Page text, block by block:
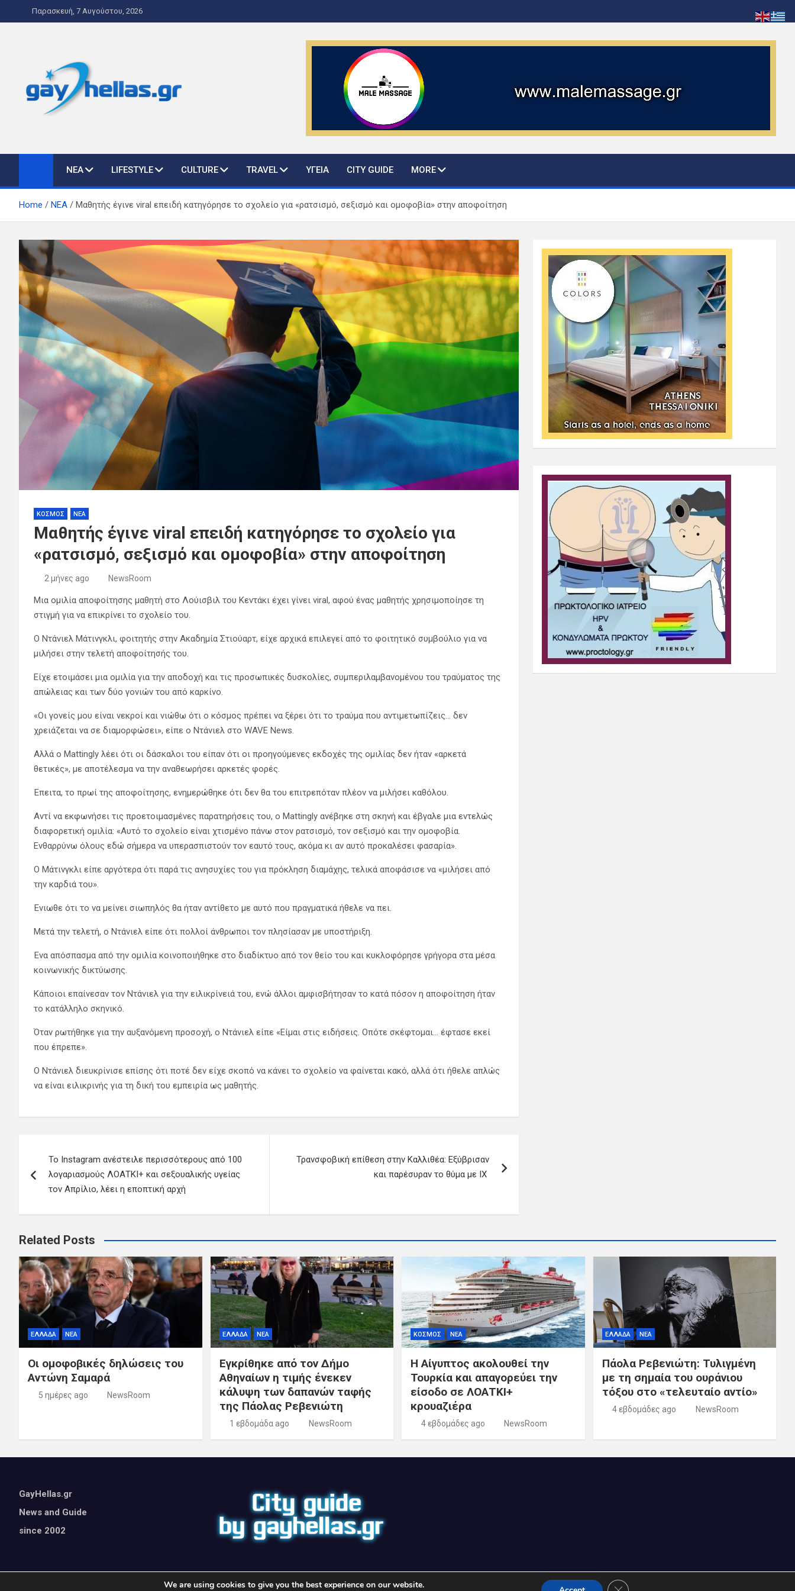
to
Παρασκευή, 7 Αυγούστου, 2026
gayhellas.gr – lgbt news and guide
ΝΕΑ LIFESTYLE CULTURE TRAVEL ΥΓΕΙΑ CITY GUIDE MORE
Home ΝΕΑ Μαθητής έγινε viral επειδή κατηγόρησε το σχολείο για «ρατσισμό, σεξισμό και ομοφοβία» στην αποφοίτηση
ΚΟΣΜΟΣ ΝΕΑ
Μαθητής έγινε viral επειδή κατηγόρησε το σχολείο για
«ρατσισμό, σεξισμό και ομοφοβία» στην αποφοίτηση
2 μήνες ago NewsRoom
Μια ομιλία αποφοίτησης μαθητή στο Λούισβιλ του Κεντάκι έχει γίνει viral, αφού ένας μαθητής χρησιμοποίησε τη
στιγμή για να επικρίνει το σχολείο του.
Ο Ντάνιελ Μάτινγκλι, φοιτητής στην Ακαδημία Στιούαρτ, είχε αρχικά επιλεγεί από το φοιτητικό συμβούλιο για να
μιλήσει στην τελετή αποφοίτησής του.
Είχε ετοιμάσει μια ομιλία για την αποδοχή και τις προσωπικές δυσκολίες, συμπεριλαμβανομένου του τραύματος της
απώλειας και των δύο γονιών του από καρκίνο.
«Οι γονείς μου είναι νεκροί και νιώθω ότι ο κόσμος πρέπει να ξέρει ότι το τραύμα που αντιμετωπίζεις… δεν
χρειάζεται να σε διαμορφώσει», είπε ο Ντάνιελ στο WAVE News.
Αλλά ο Mattingly λέει ότι οι δάσκαλοι του είπαν ότι οι προηγούμενες εκδοχές της ομιλίας δεν ήταν «αρκετά
θετικές», με αποτέλεσμα να την αναθεωρήσει αρκετές φορές.
Έπειτα, το πρωί της αποφοίτησης, ενημερώθηκε ότι δεν θα του επιτρεπόταν πλέον να μιλήσει καθόλου.
Αντί να εκφωνήσει τις προετοιμασμένες παρατηρήσεις του, ο Mattingly ανέβηκε στη σκηνή και έβγαλε μια εντελώς
διαφορετική ομιλία: «Αυτό το σχολείο είναι χτισμένο πάνω στον ρατσισμό, τον σεξισμό και την ομοφοβία.
Ενθαρρύνω όλους εδώ σήμερα να υπερασπιστούν τον εαυτό τους, ακόμα κι αν αυτό προκαλέσει φασαρία».
Ο Μάτινγκλι είπε αργότερα ότι παρά τις ανησυχίες του για πρόκληση διαμάχης, τελικά αποφάσισε να «μιλήσει από
την καρδιά του».
Ένιωθε ότι το να μείνει σιωπηλός θα ήταν αντίθετο με αυτό που πραγματικά ήθελε να πει.
Μετά την τελετή, ο Ντάνιελ είπε ότι πολλοί άνθρωποι τον πλησίασαν με υποστήριξη.
Ένα απόσπασμα από την ομιλία κοινοποιήθηκε στο διαδίκτυο από τον θείο του και κυκλοφόρησε γρήγορα στα μέσα
κοινωνικής δικτύωσης.
Κάποιοι επαίνεσαν τον Ντάνιελ για την ειλικρίνειά του, ενώ άλλοι αμφισβήτησαν το κατά πόσον η αποφοίτηση ήταν
το κατάλληλο σκηνικό.
Όταν ρωτήθηκε για την αυξανόμενη προσοχή, ο Ντάνιελ είπε «Είμαι στις ειδήσεις. Οπότε σκέφτομαι… έφτασε εκεί
που έπρεπε».
Ο Ντάνιελ διευκρίνισε επίσης ότι ποτέ δεν είχε σκοπό να κάνει το σχολείο να φαίνεται κακό, αλλά ότι ήθελε απλώς
να είναι ειλικρινής για τη δική του εμπειρία ως μαθητής.
άρθρων
Το Instagram ανέστειλε περισσότερους από 100
λογαριασμούς ΛΟΑΤΚΙ+ και σεξουαλικής υγείας
τον Απρίλιο, λέει η εποπτική αρχή
Τρανσφοβική επίθεση στην Καλλιθέα: Εξύβρισαν
και παρέσυραν το θύμα με ΙΧ
Related Posts
ΕΛΛΑΔΑ ΝΕΑ
Οι ομοφοβικές δηλώσεις του
Αντώνη Σαμαρά
5 ημέρες ago NewsRoom
ΕΛΛΑΔΑ ΝΕΑ
Εγκρίθηκε από τον Δήμο
Αθηναίων η τιμής ένεκεν
κάλυψη των δαπανών ταφής
της Πάολας Ρεβενιώτη
1 εβδομάδα ago NewsRoom
ΚΟΣΜΟΣ ΝΕΑ
Η Αίγυπτος ακολουθεί την
Τουρκία και απαγορεύει την
είσοδο σε ΛΟΑΤΚΙ+
κρουαζιέρα
4 εβδομάδες ago NewsRoom
ΕΛΛΑΔΑ ΝΕΑ
Πάολα Ρεβενιώτη: Τυλιγμένη
με τη σημαία του ουράνιου
τόξου στο «τελευταίο αντίο»
4 εβδομάδες ago NewsRoom
GayHellas.gr
News and Guide
since 2002
We are using cookies to give you the best experience on our website.
Κλείσιμο του Cookie banner για το GDPR